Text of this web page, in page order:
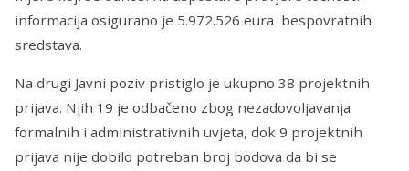
informacija osigurano je 5.972.526 eura bespovratnih
sredstava.
Na drugi Javni poziv pristiglo je ukupno 38 projektnih
prijava. Njih 19 je odbačeno zbog nezadovoljavanja
formalnih i administrativnih uvjeta, dok 9 projektnih
prijava nije dobilo potreban broj bodova da bi se